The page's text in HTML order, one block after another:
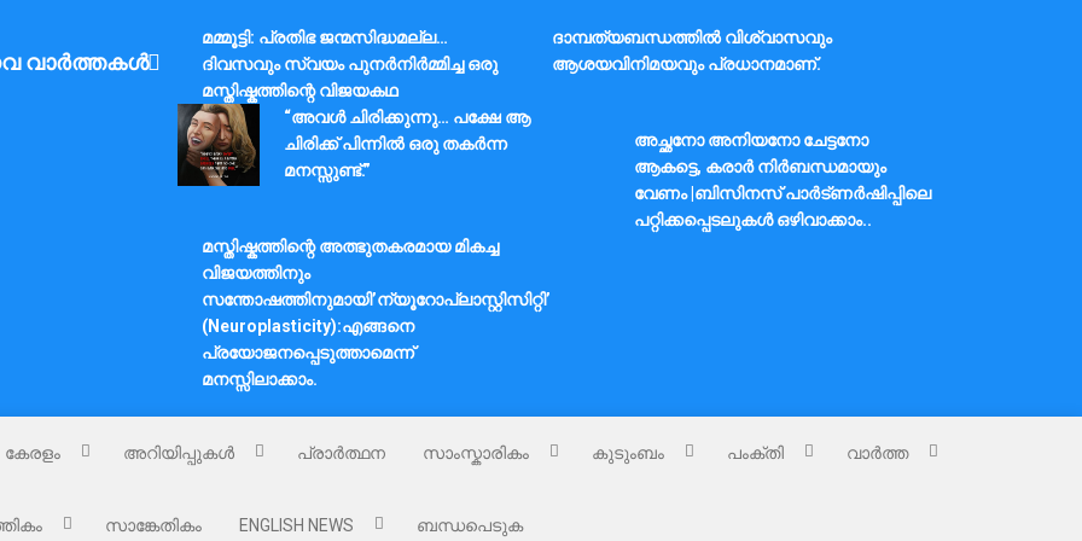
വാർത്തകൾ
മമ്മൂട്ടി: പ്രതിഭ ജന്മസിദ്ധമല്ല…
ദിവസവും സ്വയം പുനർനിർമ്മിച്ച ഒരു
മസ്തിഷ്കത്തിന്റെ വിജയകഥ
ദാമ്പത്യബന്ധത്തിൽ വിശ്വാസവും
ആശയവിനിമയവും പ്രധാനമാണ്.
“അവൾ ചിരിക്കുന്നു… പക്ഷേ ആ
ചിരിക്ക് പിന്നിൽ ഒരു തകർന്ന
മനസ്സുണ്ട്.”
അച്ഛനോ അനിയനോ ചേട്ടനോ
ആകട്ടെ, കരാർ നിർബന്ധമായും
വേണം |ബിസിനസ് പാർട്ണർഷിപ്പിലെ
പറ്റിക്കപ്പെടലുകൾ ഒഴിവാക്കാം..
മസ്തിഷ്കത്തിന്റെ അത്ഭുതകരമായ മികച്ച
വിജയത്തിനും
സന്തോഷത്തിനുമായി’ന്യൂറോപ്ലാസ്റ്റിസിറ്റി’
(Neuroplasticity):എങ്ങനെ
പ്രയോജനപ്പെടുത്താമെന്ന്
മനസ്സിലാക്കാം.
കേരളം അറിയിപ്പുകൾ പ്രാർത്ഥന സാംസ്കാരികം കുടുംബം പംക്തി വാർത്ത
സാങ്കേതികം ENGLISH NEWS ബന്ധപെടുക